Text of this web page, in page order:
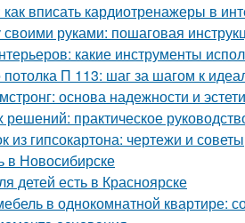
вписать кардиотренажеры в
своими руками: пошаговая
какие инструменты
П 113: шаг за шагом к
основа надежности и
практическое
из гипсокартона: чертежи и советы
в Новосибирске
детей есть в Красноярске
в однокомнатной квартире: